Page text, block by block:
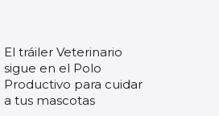
El tráiler Veterinario
sigue en el Polo
Productivo para cuidar
a tus mascotas